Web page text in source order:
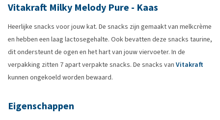
Vitakraft Milky Melody Pure - Kaas
Heerlijke snacks voor jouw kat. De snacks zijn gemaakt van melkcrème
en hebben een laag lactosegehalte. Ook bevatten deze snacks taurine,
dit ondersteunt de ogen en het hart van jouw viervoeter. In de
verpakking zitten 7 apart verpakte snacks. De snacks van Vitakraft
kunnen ongekoeld worden bewaard.
Eigenschappen